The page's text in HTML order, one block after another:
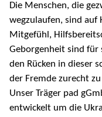
Die Menschen, die
wegzulaufen, sind auf
Mitgefühl,
Geborgenheit sind für
den Rücken in dieser
der Fremde zurecht
Unser Träger pad
entwickelt um die